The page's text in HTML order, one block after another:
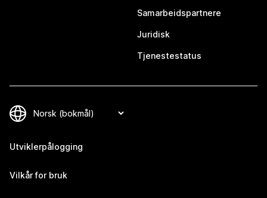
Samarbeidspartnere
Juridisk
Tjenestestatus
Utviklerpålogging
Vilkår for bruk